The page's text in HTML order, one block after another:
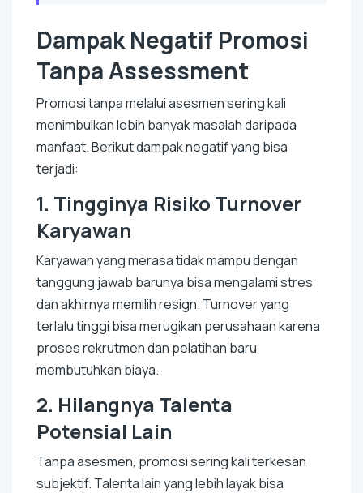
Dampak Negatif Promosi
Tanpa Assessment
Promosi tanpa melalui asesmen sering kali
menimbulkan lebih banyak masalah daripada
manfaat. Berikut dampak negatif yang bisa
terjadi:
1. Tingginya Risiko Turnover
Karyawan
Karyawan yang merasa tidak mampu dengan
tanggung jawab barunya bisa mengalami stres
dan akhirnya memilih resign. Turnover yang
terlalu tinggi bisa merugikan perusahaan karena
proses rekrutmen dan pelatihan baru
membutuhkan biaya.
2. Hilangnya Talenta
Potensial Lain
Tanpa asesmen, promosi sering kali terkesan
subjektif. Talenta lain yang lebih layak bisa